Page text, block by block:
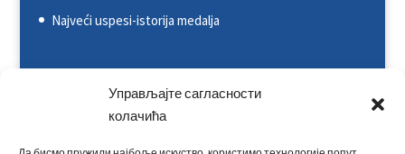
Управљајте сагласности
колачића
Najveći uspesi-istorija medalja
Svetska kajakaška federacija (ICF)
Evropska kajakaška asocijacija (ECA)
Rezultati na nacionalnim takmičenjima